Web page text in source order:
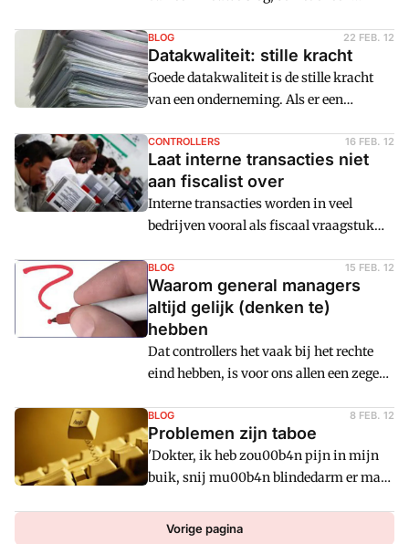
ik hier niet eerder over geschreven?
Maar deze angst is overbodig. Herhaling
is juist goed.
BLOG 22 FEB. 12
Datakwaliteit: stille kracht
Goede datakwaliteit is de stille kracht
van een onderneming. Als er een
bronsysteem. Voor een structurele
verandering dient deze te worden
opgeschoond.
CONTROLLERS 16 FEB. 12
Laat interne transacties niet
aan fiscalist over
Interne transacties worden in veel
bedrijven vooral als fiscaal vraagstuk
ook een bedrijfseconomische kant.
BLOG 15 FEB. 12
Waarom general managers
altijd gelijk (denken te)
hebben
Dat controllers het vaak bij het rechte
eind hebben, is voor ons allen een zege
manager, die een machtigere positie
binnen het bedrijf bekleedt, bijna altijd
denkt het bij het rechte eind te hebben,
kan uitermate irritant zijn.
BLOG 8 FEB. 12
Problemen zijn taboe
'Dokter, ik heb zou00b4n pijn in mijn
buik, snij mu00b4n blindedarm er maar
een arts, zonder verder onderzoek, aan
Vorige pagina